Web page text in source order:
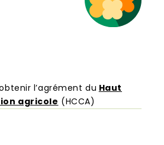
l’agrément du Haut
agricole (HCCA)